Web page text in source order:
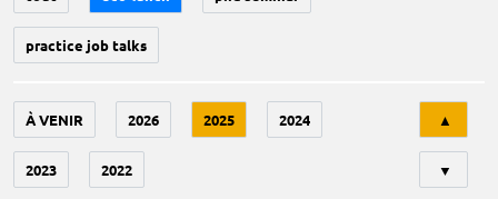
practice job talks
À VENIR 2026 2025 2024
2023 2022
▲
▼